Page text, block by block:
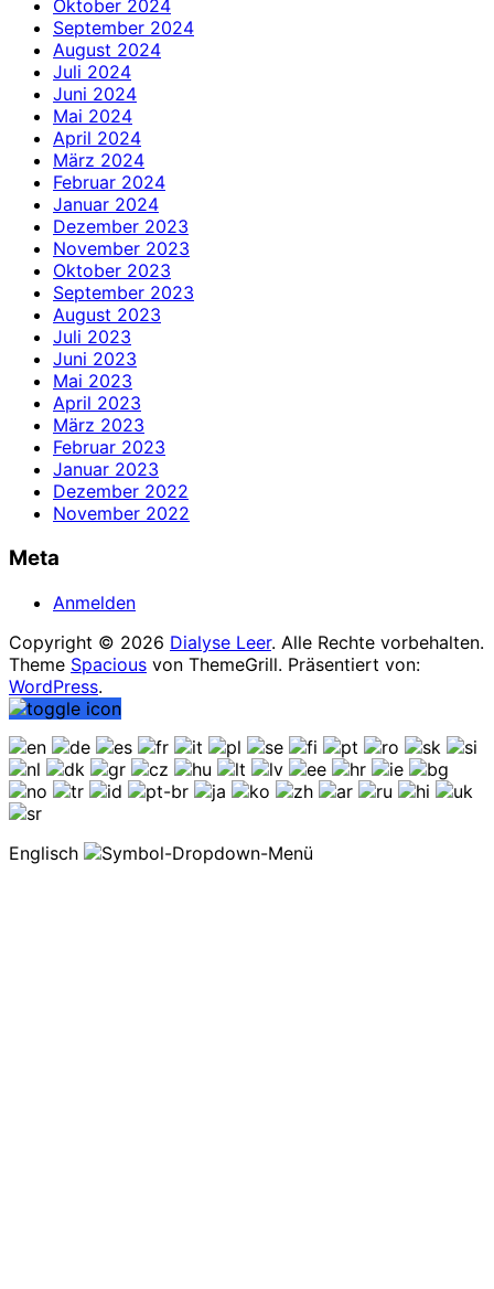
Oktober 2024
September 2024
August 2024
Juli 2024
Juni 2024
Mai 2024
April 2024
März 2024
Februar 2024
Januar 2024
Dezember 2023
November 2023
Oktober 2023
September 2023
August 2023
Juli 2023
Juni 2023
Mai 2023
April 2023
März 2023
Februar 2023
Januar 2023
Dezember 2022
November 2022
Meta
Anmelden
Copyright © 2026 Dialyse Leer. Alle Rechte vorbehalten.
Theme Spacious von ThemeGrill. Präsentiert von:
WordPress.
Englisch